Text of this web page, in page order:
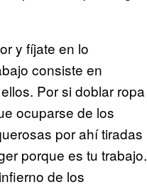
y fíjate en lo
consiste en
Por si doblar ropa
ocuparse de los
por ahí tiradas
porque es tu trabajo.
de los